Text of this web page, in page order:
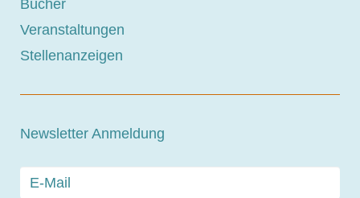
Bücher
Veranstaltungen
Stellenanzeigen
Newsletter Anmeldung